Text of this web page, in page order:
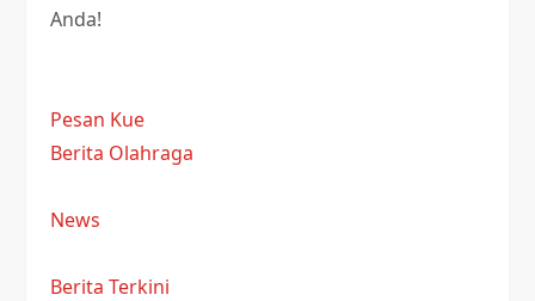
Anda!
Pesan Kue
Berita Olahraga
News
Berita Terkini